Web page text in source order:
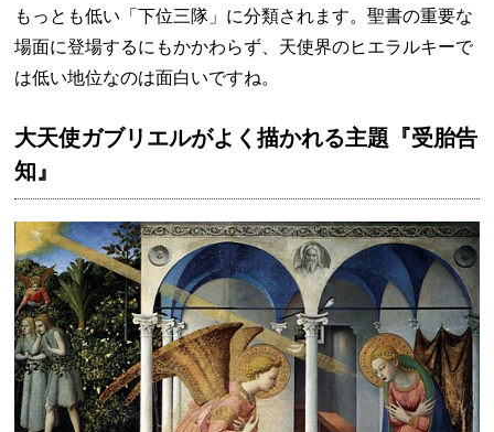
もっとも低い「下位三隊」に分類されます。聖書の重要な
場面に登場するにもかかわらず、天使界のヒエラルキーで
は低い地位なのは面白いですね。
大天使ガブリエルがよく描かれる主題『受胎告
知』